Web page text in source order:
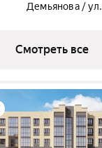
Демьянова / ул.
Смотреть все